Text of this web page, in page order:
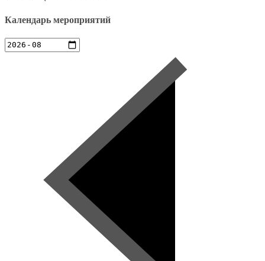
Календарь мероприятий